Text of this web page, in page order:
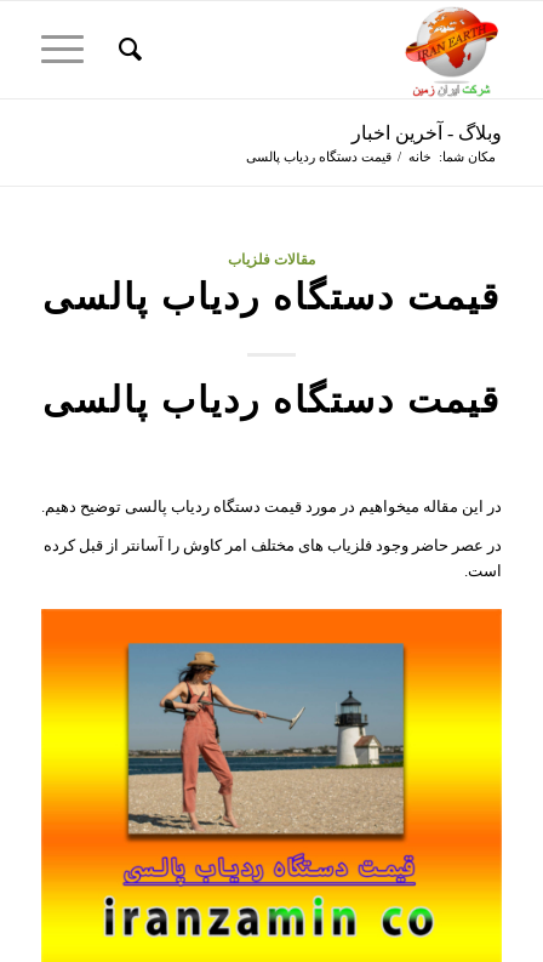
وبلاگ - آخرین اخبار
مکان شما: خانه / قیمت دستگاه ردیاب پالسی
مقالات فلزیاب
قیمت دستگاه ردیاب پالسی
قیمت دستگاه ردیاب پالسی
در این مقاله میخواهیم در مورد قیمت دستگاه ردیاب پالسی توضیح دهیم.
در عصر حاضر وجود فلزیاب های مختلف امر کاوش را آسانتر از قبل کرده
است.